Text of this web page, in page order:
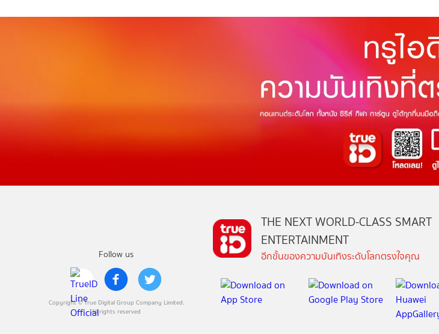
Follow us
Copyright © True Digital Group Company Limited.
All rights reserved
THE NEXT WORLD-CLASS SMART
ENTERTAINMENT
อีกขั้นของความบันเทิงระดับโลกตรงใจคุณ